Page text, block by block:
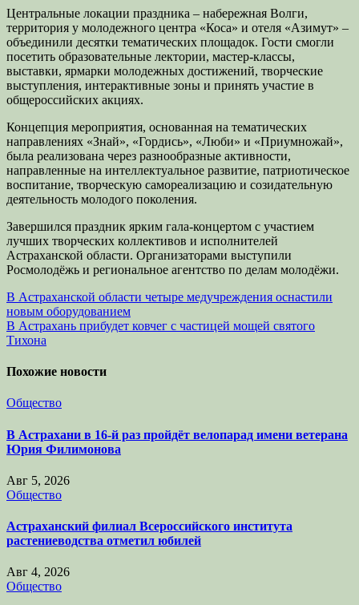
Центральные локации праздника – набережная Волги,
территория у молодежного центра «Коса» и отеля «Азимут» –
объединили десятки тематических площадок. Гости смогли
посетить образовательные лектории, мастер-классы,
выставки, ярмарки молодежных достижений, творческие
выступления, интерактивные зоны и принять участие в
общероссийских акциях.
Концепция мероприятия, основанная на тематических
направлениях «Знай», «Гордись», «Люби» и «Приумножай»,
была реализована через разнообразные активности,
направленные на интеллектуальное развитие, патриотическое
воспитание, творческую самореализацию и созидательную
деятельность молодого поколения.
Завершился праздник ярким гала-концертом с участием
лучших творческих коллективов и исполнителей
Астраханской области. Организаторами выступили
Росмолодёжь и региональное агентство по делам молодёжи.
Навигация
по
записям
В Астраханской области четыре медучреждения оснастили
новым оборудованием
В Астрахань прибудет ковчег с частицей мощей святого
Тихона
Похожие новости
Общество
В Астрахани в 16-й раз пройдёт велопарад имени ветерана
Юрия Филимонова
Авг 5, 2026
Общество
Астраханский филиал Всероссийского института
растениеводства отметил юбилей
Авг 4, 2026
Общество